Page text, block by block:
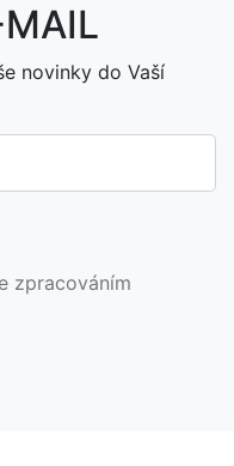
novinky do Vaší
zpracováním